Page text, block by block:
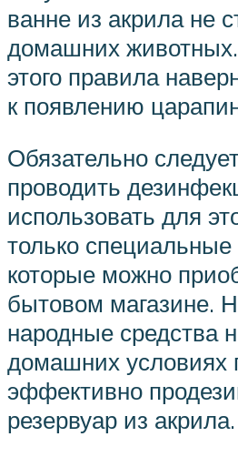
ванне из акрила не
домашних
этого правила
к появлению
Обязательно
проводить
использовать для
только специальные
которые можно
бытовом магазине.
народные средства
домашних условиях
эффективно
резервуар из акрила.